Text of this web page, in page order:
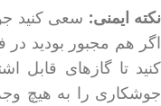
نکته ایمنی: سعی کنید
اگر هم مجبور بودید
کنید تا گازهای قابل
جوشکاری را به هیچ